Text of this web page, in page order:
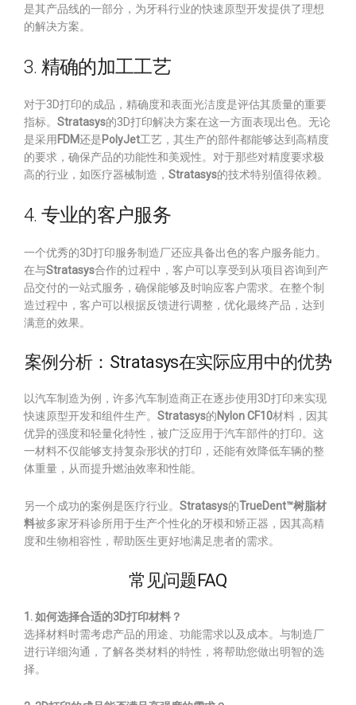
是其产品线的一部分，为牙科行业的快速原型开发提供了理想
的解决方案。
3. 精确的加工工艺
对于3D打印的成品，精确度和表面光洁度是评估其质量的重要
指标。 Stratasys的3D打印解决方案在这一方面表现出色。无论
是采用 FDM还是PolyJet工艺，其生产的部件都能够达到高精度
的要求，确保产品的功能性和美观性。对于那些对精度要求极
高的行业，如医疗器械制造， Stratasys的技术特别值得依赖。
4. 专业的客户服务
一个优秀的3D打印服务制造厂还应具备出色的客户服务能力。
在与Stratasys合作的过程中，客户可以享受到从项目咨询到产
品交付的一站式服务，确保能够及时响应客户需求。在整个制
造过程中，客户可以根据反馈进行调整，优化最终产品，达到
满意的效果。
案例分析：Stratasys在实际应用中的优势
以汽车制造为例，许多汽车制造商正在逐步使用3D打印来实现
快速原型开发和组件生产。 Stratasys的Nylon CF10材料，因其
优异的强度和轻量化特性，被广泛应用于汽车部件的打印。这
一材料不仅能够支持复杂形状的打印，还能有效降低车辆的整
体重量，从而提升燃油效率和性能。
另一个成功的案例是医疗行业。 Stratasys的TrueDent™树脂材
料被多家牙科诊所用于生产个性化的牙模和矫正器，因其高精
度和生物相容性，帮助医生更好地满足患者的需求。
常见问题FAQ
1. 如何选择合适的3D打印材料？
选择材料时需考虑产品的用途、功能需求以及成本。与制造厂
进行详细沟通，了解各类材料的特性，将帮助您做出明智的选
择。